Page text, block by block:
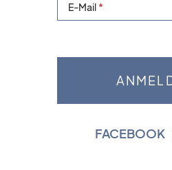
E-Mail
FACEBOOK